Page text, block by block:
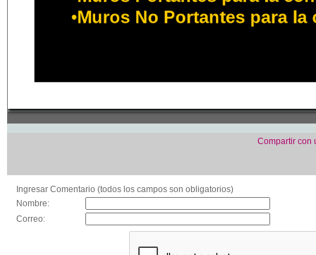
Compartir con
Ingresar Comentario (todos los campos son obligatorios)
Nombre:
Correo: